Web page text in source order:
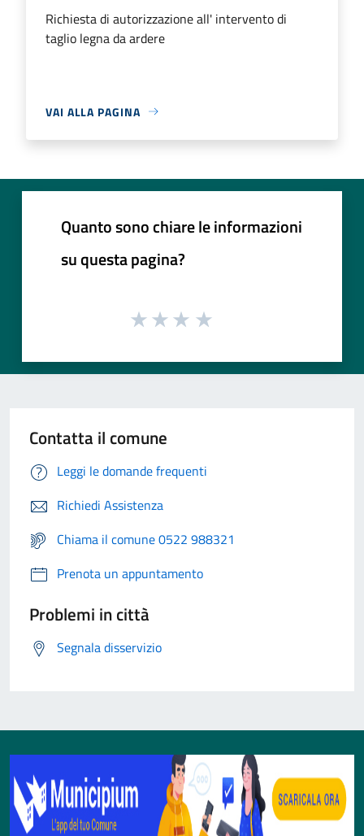
Richiesta di autorizzazione all' intervento di
taglio legna da ardere
VAI ALLA PAGINA
Quanto sono chiare le informazioni
su questa pagina?
Contatta il comune
Leggi le domande frequenti
Richiedi Assistenza
Chiama il comune 0522 988321
Prenota un appuntamento
Problemi in città
Segnala disservizio